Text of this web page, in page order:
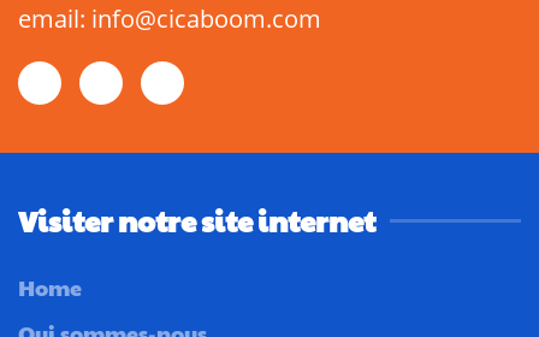
email: info@cicaboom.com
Visiter notre site internet
Home